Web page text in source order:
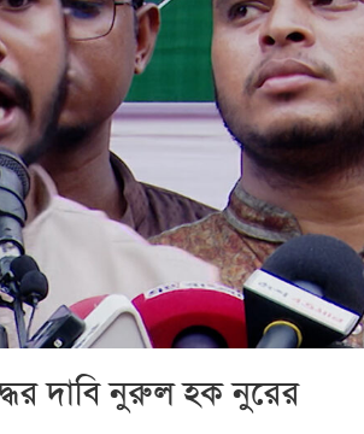
দাবি নুরুল হক নুরের